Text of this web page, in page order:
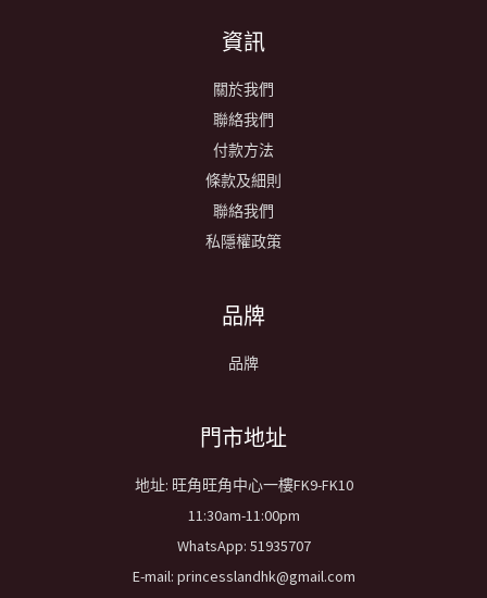
資訊
關於我們
聯絡我們
付款方法
條款及細則
聯絡我們
私隱權政策
品牌
品牌
​門市地址
地址: 旺角旺角中心一樓FK9-FK10
11:30am-11:00pm
WhatsApp: 51935707
E-mail: princesslandhk@gmail.com